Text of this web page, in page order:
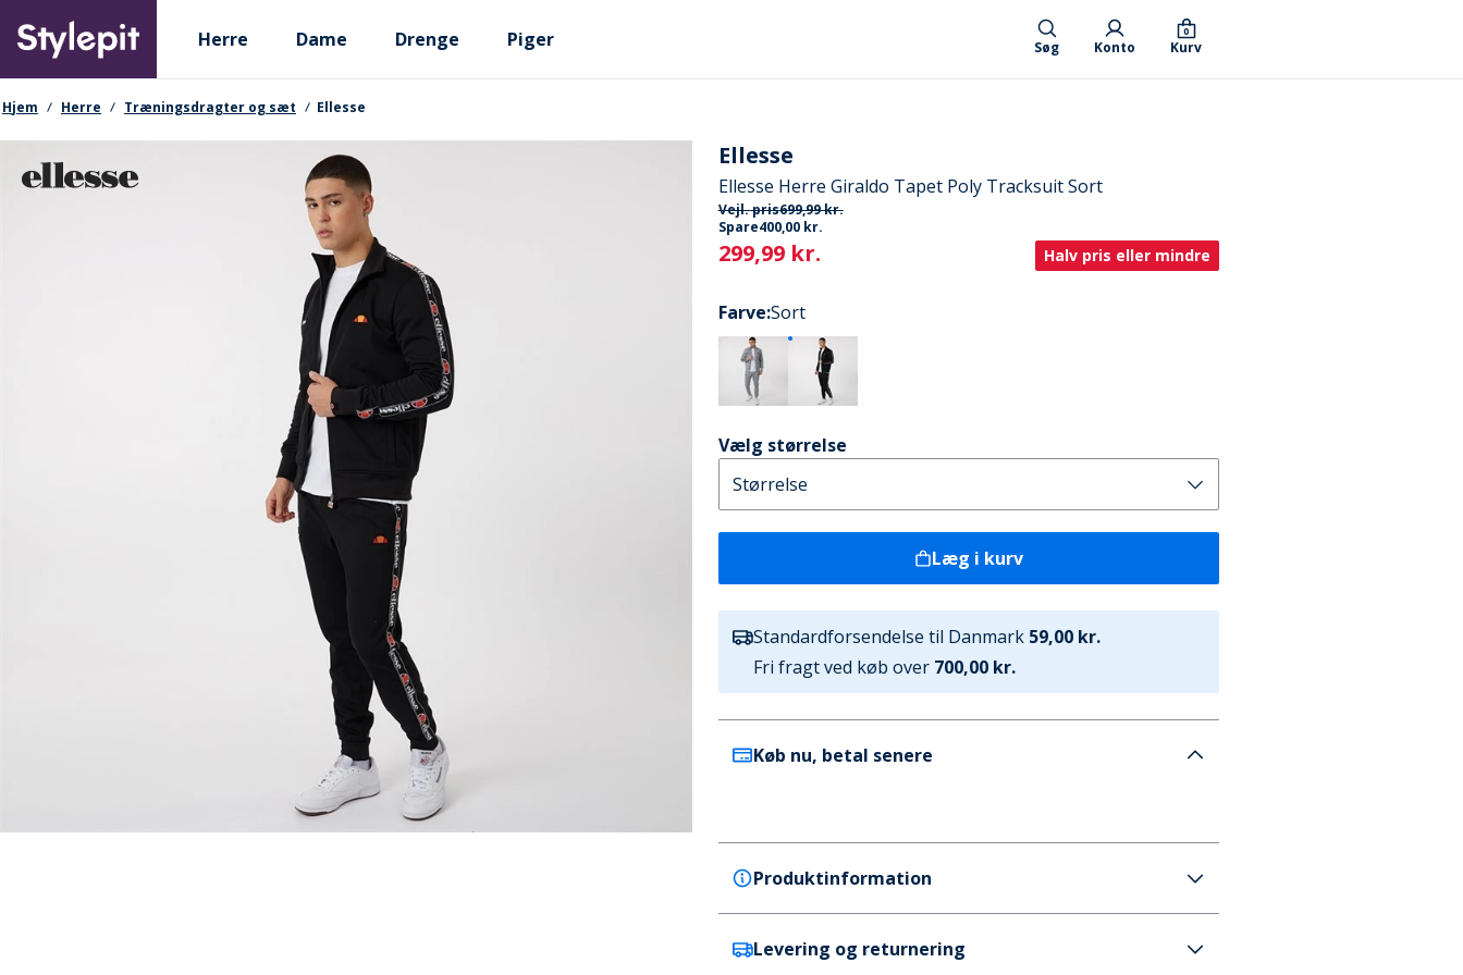
main
content
Primary departments
Herre Dame Drenge Piger Søg Konto Kurv
0
navigationssti
Hjem Herre Træningsdragter og sæt Ellesse
Ellesse
Ellesse Herre Giraldo Tapet Poly Tracksuit Sort
Vejl. pris699,99 kr.
Spare400,00 kr.
Current
299,99 kr. Halv pris eller mindre
Farve:Sort
Vælg størrelse
Læg i kurv
Standardforsendelse til Danmark 59,00 kr.
Fri fragt ved køb over 700,00 kr.
Køb nu, betal senere
Produktinformation
Ellesse
Levering og returnering